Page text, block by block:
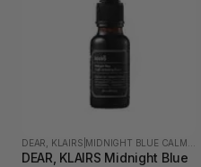
DEAR, KLAIRS
DEAR, KLAIRS Midnight Blue